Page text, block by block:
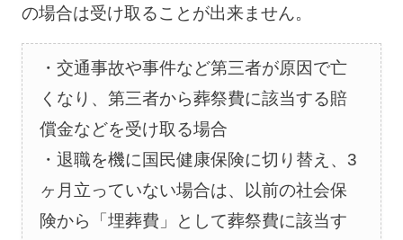
の場合は受け取ることが出来ません。
交通事故や事件など第三者が原因で亡
くなり、第三者から葬祭費に該当する賠
償金などを受け取る場合
退職を機に国民健康保険に切り替え、3
ヶ月立っていない場合は、以前の社会保
険から「埋葬費」として葬祭費に該当す